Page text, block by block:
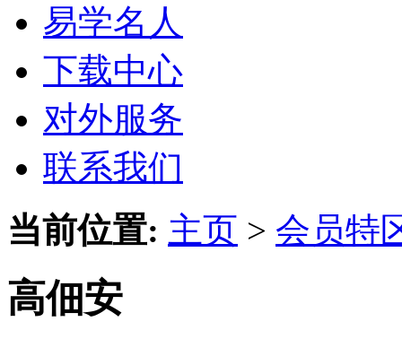
易学名人
下载中心
对外服务
联系我们
当前位置: 主页 > 会员特
高佃安